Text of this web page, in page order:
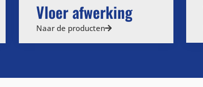
Vloer afwerking
Naar de producten